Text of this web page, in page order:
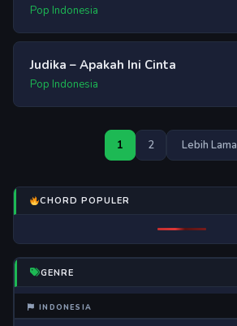
Pop Indonesia
Judika – Apakah Ini Cinta
Pop Indonesia
1 2 Lebih Lama
CHORD POPULER
GENRE
INDONESIA